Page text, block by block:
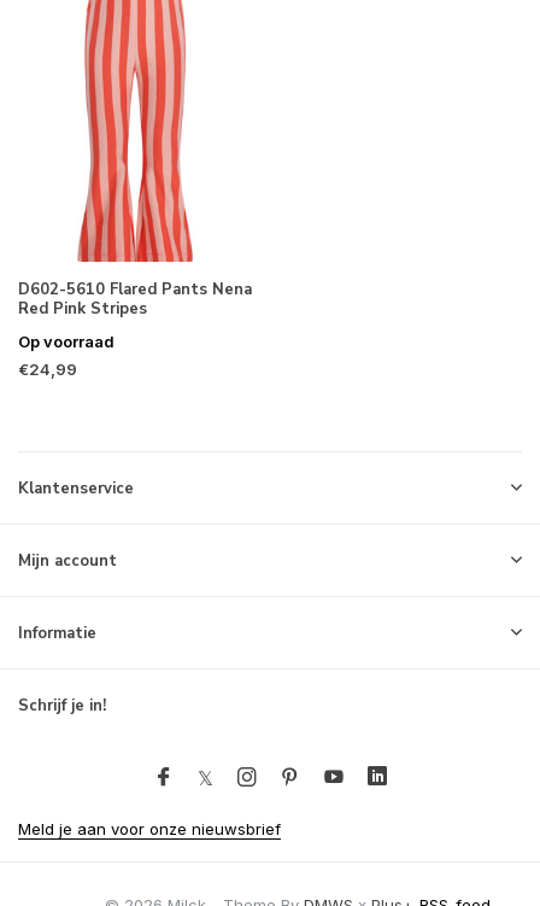
D602-5610 Flared Pants Nena
Red Pink Stripes
Op voorraad
€24,99
Klantenservice
Mijn account
Informatie
Schrijf je in!
Meld je aan voor onze nieuwsbrief